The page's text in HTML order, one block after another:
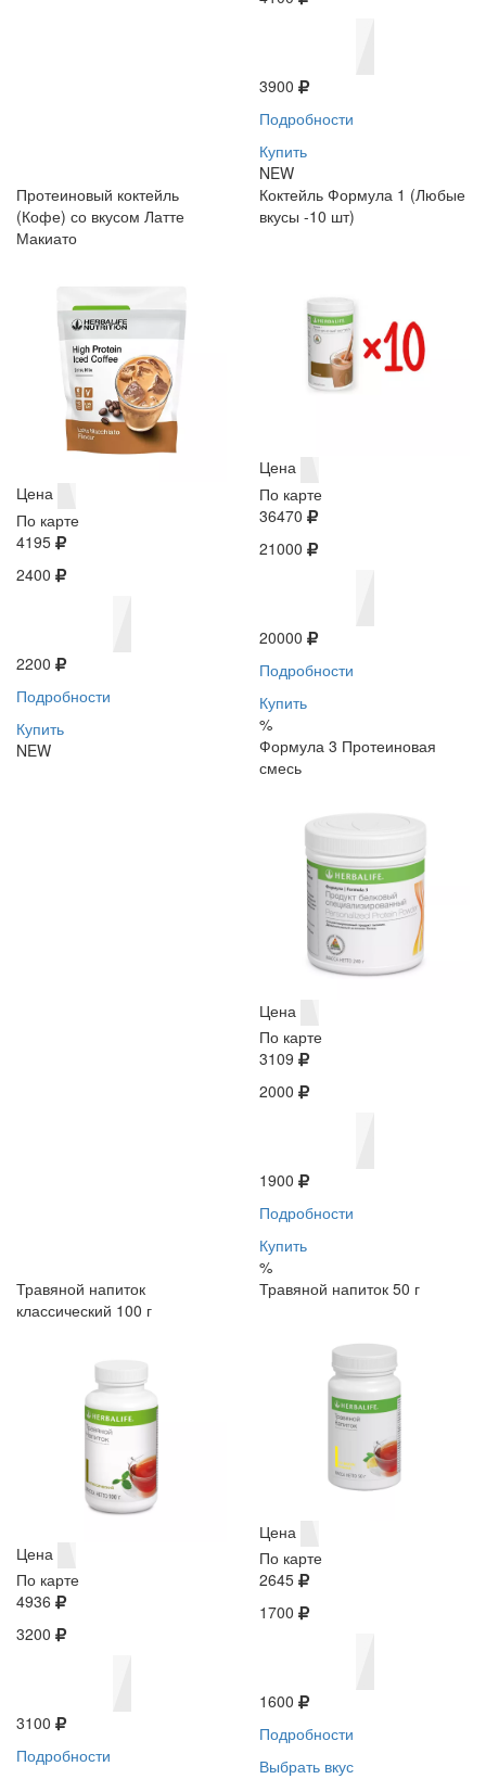
3900
Подробности
Купить
NEW
Протеиновый коктейль
(Кофе) со вкусом Латте
Макиато
Цена
По карте
4195
2400
2200
Подробности
Купить
NEW
Коктейль Формула 1 (Любые
вкусы -10 шт)
Цена
По карте
36470
21000
20000
Подробности
Купить
%
Формула 3 Протеиновая
смесь
Цена
По карте
3109
2000
1900
Подробности
Купить
%
Травяной напиток
классический 100 г
Цена
По карте
4936
3200
3100
Подробности
Травяной напиток 50 г
Цена
По карте
2645
1700
1600
Подробности
Выбрать вкус